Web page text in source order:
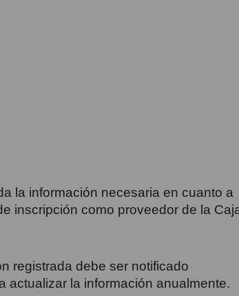
la información necesaria en cuanto a
inscripción como proveedor de la
registrada debe ser notificado
actualizar la información anualmente.